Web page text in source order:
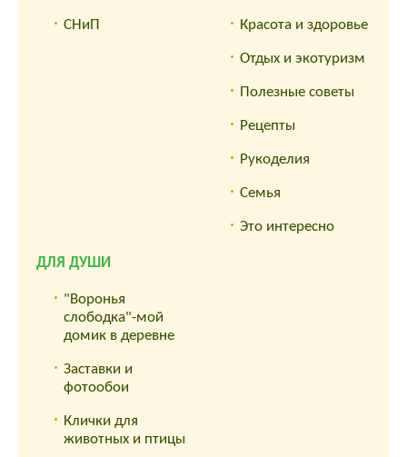
СНиП Красота и здоровье
Отдых и экотуризм
Полезные советы
Рецепты
Рукоделия
Семья
Это интересно
ДЛЯ ДУШИ
"Воронья
слободка"-мой
домик в деревне
Заставки и
фотообои
Клички для
животных и птицы